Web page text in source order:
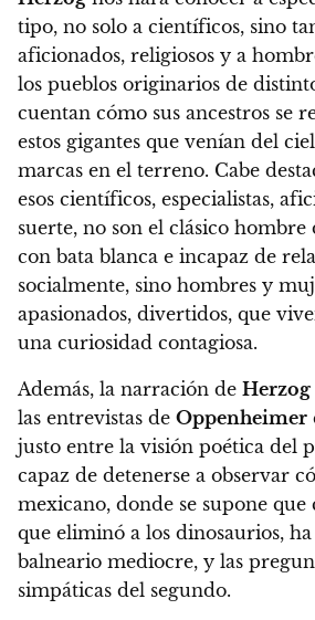
tipo, no solo a científicos, sino
aficionados, religiosos y a
los pueblos originarios de
cuentan cómo sus ancestros se
estos gigantes que venían del
marcas en el terreno. Cabe
esos científicos, especialistas,
suerte, no son el clásico
con bata blanca e incapaz de
socialmente, sino hombres y
apasionados, divertidos, que
una curiosidad contagiosa.
Además, la narración de Herzog
las entrevistas de Oppenheimer
justo entre la visión poética del
capaz de detenerse a observar
mexicano, donde se supone
que eliminó a los dinosaurios,
balneario mediocre, y las
simpáticas del segundo.